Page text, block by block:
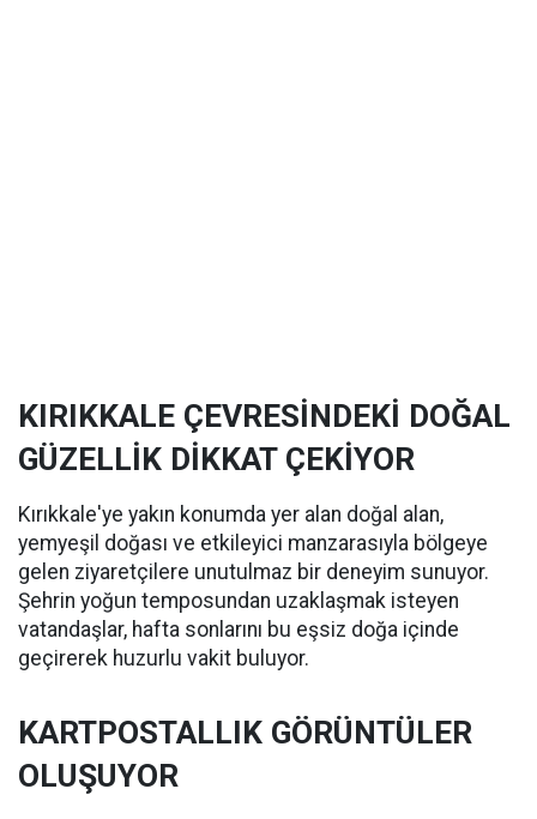
KIRIKKALE ÇEVRESİNDEKİ DOĞAL
GÜZELLİK DİKKAT ÇEKİYOR
Kırıkkale'ye yakın konumda yer alan doğal alan,
yemyeşil doğası ve etkileyici manzarasıyla bölgeye
gelen ziyaretçilere unutulmaz bir deneyim sunuyor.
Şehrin yoğun temposundan uzaklaşmak isteyen
vatandaşlar, hafta sonlarını bu eşsiz doğa içinde
geçirerek huzurlu vakit buluyor.
KARTPOSTALLIK GÖRÜNTÜLER
OLUŞUYOR